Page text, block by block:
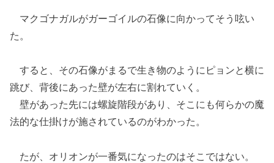
マクゴナガルがガーゴイルの石像に向かってそう呟い
た。
すると、その石像がまるで生き物のようにピョンと横に
跳び、背後にあった壁が左右に割れていく。
壁があった先には螺旋階段があり、そこにも何らかの魔
法的な仕掛けが施されているのがわかった。
たが、オリオンが一番気になったのはそこではない。